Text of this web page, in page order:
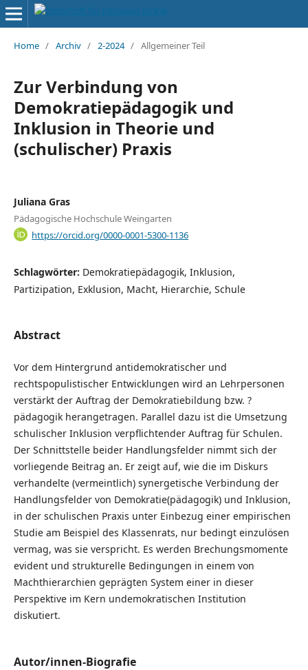
Home / Archiv / 2-2024 / Allgemeiner Teil
Zur Verbindung von
Demokratiepädagogik und
Inklusion in Theorie und
(schulischer) Praxis
Juliana Gras
Pädagogische Hochschule Weingarten
https://orcid.org/0000-0001-5300-1136
Schlagwörter: Demokratiepädagogik, Inklusion,
Partizipation, Exklusion, Macht, Hierarchie, Schule
Abstract
Vor dem Hintergrund antidemokratischer und
rechtspopulistischer Entwicklungen wird an Lehrpersonen
verstärkt der Auftrag der Demokratiebildung bzw. ?
pädagogik herangetragen. Parallel dazu ist die Umsetzung
schulischer Inklusion verpflichtender Auftrag für Schulen.
Der Schnittstelle beider Handlungsfelder nimmt sich der
vorliegende Beitrag an. Er zeigt auf, wie die im Diskurs
verhandelte (vermeintlich) synergetische Verbindung der
Handlungsfelder von Demokratie(pädagogik) und Inklusion,
in der schulischen Praxis unter Einbezug einer empirischen
Studie am Beispiel des Klassenrats, nur bedingt einzulösen
vermag, was sie verspricht. Es werden Brechungsmomente
evident und strukturelle Bedingungen in einem von
Machthierarchien geprägten System einer in dieser
Perspektive im Kern undemokratischen Institution
diskutiert.
Autor/innen-Biografie